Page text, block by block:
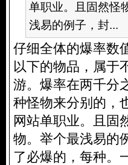
单职业。且固然怪
浅易的例子，封...
仔细全体的爆率数
以下的物品，属于
游。爆率在两千分
种怪物来分别的，
网站单职业。且固
物。举个最浅易的
了必爆的，每种。